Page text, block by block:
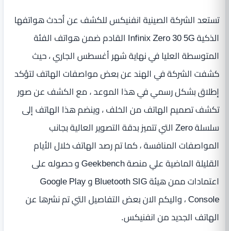
تستعد الشركة الصينية انفنيكس للكشف عن أحدث هواتفها
الذكية Infinix Zero 30 5G القادم ضمن هواتف الفئة
المتوسطة العليا في نهاية شهر أغسطس الجاري ، حيث
كشفت الشركة في الهند عن بعض مواصفات الهاتف لتؤكد
إطلاق بشكل رسمي في هذا الموعد ، مع الكشف عن صور
تكشف تصميم الهاتف من الخلف ، وينضم هذا الهاتف إلى
سلسلة Zero التي تتميز بدقة التصوير العالية بجانب
المواصفات المنافسة ، كما تم رصد الهاتف خلال الأيام
القليلة الماضية علي منصة Geekbench و حصوله على
اعتمادات ممن هيئة Bluetooth SIG و Google Play
Console ، واليكم الان بعض التفاصيل التي تم نشرها عن
الهاتف الجديد من انفنيكس.